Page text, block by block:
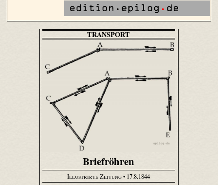
TRANSPORT
Briefröhren
Illustrirte Zeitung• 17.8.1844